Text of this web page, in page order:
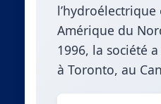
Amérique du
1996, la société
à Toronto, au